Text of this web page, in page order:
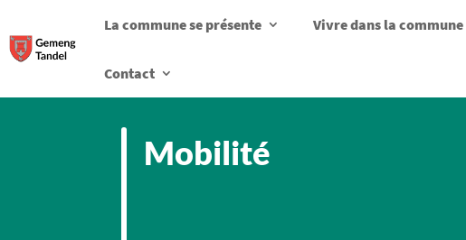
La commune se présente Vivre dans la commune
Contact
Mobilité